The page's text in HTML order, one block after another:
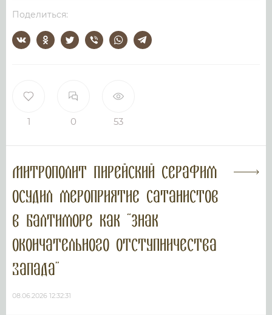
1 0 53
Поделиться:
Митрополит Пирейский Серафим
осудил мероприятие сатанистов
в Балтиморе как “знак
окончательного отступничества
Запада”
08.06.2026 12:32:31